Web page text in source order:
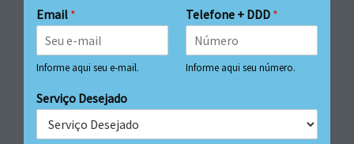
Email *
Informe aqui seu e-mail.
Telefone + DDD *
Informe aqui seu número.
Serviço Desejado